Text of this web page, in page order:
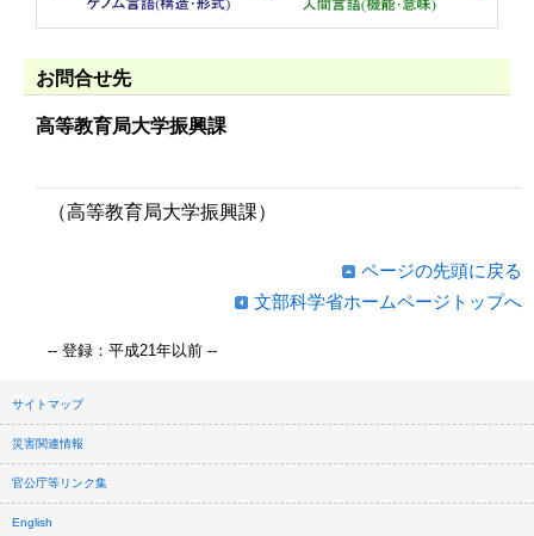
お問合せ先
高等教育局大学振興課
（高等教育局大学振興課）
ページの先頭に戻る
文部科学省ホームページトップへ
-- 登録：平成21年以前 --
サイトマップ
災害関連情報
官公庁等リンク集
English